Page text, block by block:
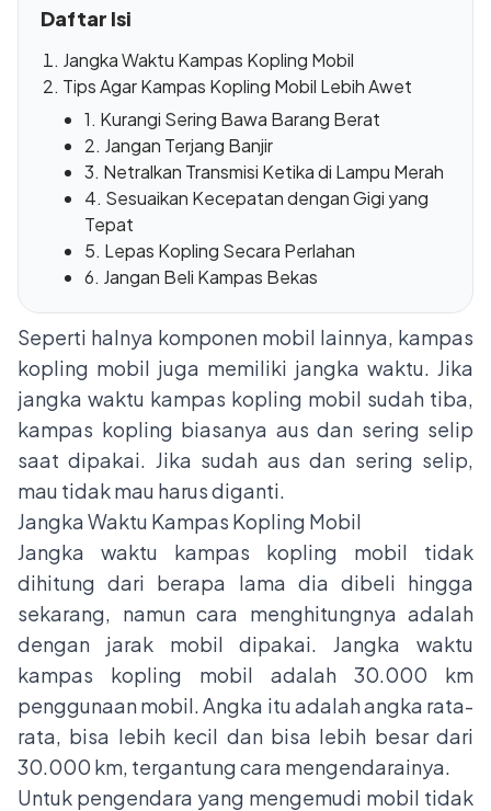
Daftar Isi
Jangka Waktu Kampas Kopling Mobil
Tips Agar Kampas Kopling Mobil Lebih Awet
1. Kurangi Sering Bawa Barang Berat
2. Jangan Terjang Banjir
3. Netralkan Transmisi Ketika di Lampu Merah
4. Sesuaikan Kecepatan dengan Gigi yang
Tepat
5. Lepas Kopling Secara Perlahan
6. Jangan Beli Kampas Bekas
Seperti halnya komponen mobil lainnya, kampas
kopling mobil juga memiliki jangka waktu. Jika
jangka waktu kampas kopling mobil sudah tiba,
kampas kopling biasanya aus dan sering selip
saat dipakai. Jika sudah aus dan sering selip,
mau tidak mau harus diganti.
Jangka Waktu Kampas Kopling Mobil
Jangka waktu kampas kopling mobil tidak
dihitung dari berapa lama dia dibeli hingga
sekarang, namun cara menghitungnya adalah
dengan jarak mobil dipakai. Jangka waktu
kampas kopling mobil adalah 30.000 km
penggunaan mobil. Angka itu adalah angka rata-
rata, bisa lebih kecil dan bisa lebih besar dari
30.000 km, tergantung cara mengendarainya.
Untuk pengendara yang mengemudi mobil tidak